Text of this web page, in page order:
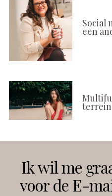
Social
een
terrein
Instagram
Ik wil me
voor de E-